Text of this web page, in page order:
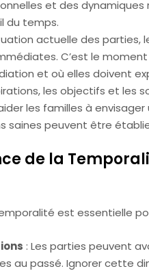
et des dynamiques
du temps.
actuelle des parties,
C’est le
et où elles doivent
les objectifs et les
les familles à
saines peuvent être
de la
est essentielle
: Les parties peuvent
au passé. Ignorer cette